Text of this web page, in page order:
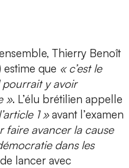
Thierry Benoît
que « c’est le
y avoir
». L’élu brétilien appelle
1 »avant l’examen
faire avancer la cause
dans les
lancer avec